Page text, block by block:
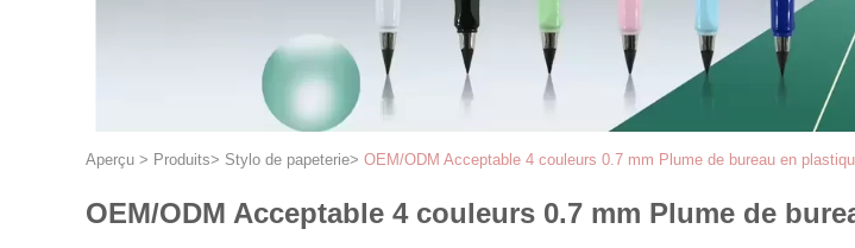
Aperçu > Produits> Stylo de papeterie> OEM/ODM Acceptable 4 couleurs 0.7 mm Plume de bureau en
OEM/ODM Acceptable 4 couleurs 0.7 mm Plume de